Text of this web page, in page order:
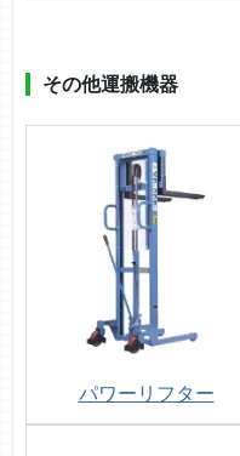
その他運搬機器
パワーリフター